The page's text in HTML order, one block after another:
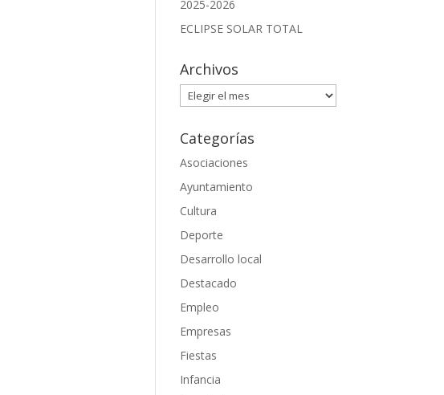
2025-2026
ECLIPSE SOLAR TOTAL
Archivos
Archivos
Categorías
Asociaciones
Ayuntamiento
Cultura
Deporte
Desarrollo local
Destacado
Empleo
Empresas
Fiestas
Infancia